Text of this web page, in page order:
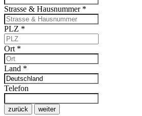
Strasse & Hausnummer *
PLZ *
Ort *
Land *
Telefon
zurück weiter